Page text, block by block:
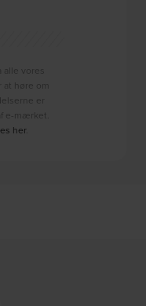
vores
høre om
er
e-mærket.
her.